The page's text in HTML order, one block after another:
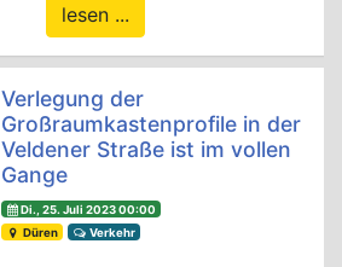
lesen ...
Verlegung der
Großraumkastenprofile in der
Veldener Straße ist im vollen
Gange
Di., 25. Juli 2023 00:00
Düren
Verkehr